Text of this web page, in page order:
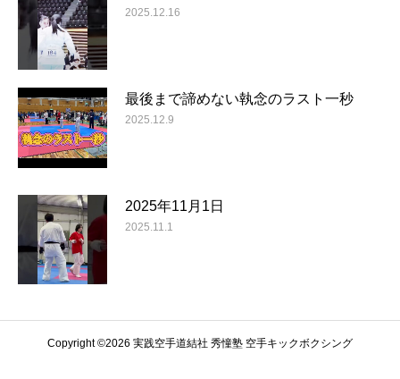
2025.12.16
最後まで諦めない執念のラスト一秒
2025.12.9
2025年11月1日
2025.11.1
Copyright ©️2026 実践空手道結社 秀憧塾 空手キックボクシング